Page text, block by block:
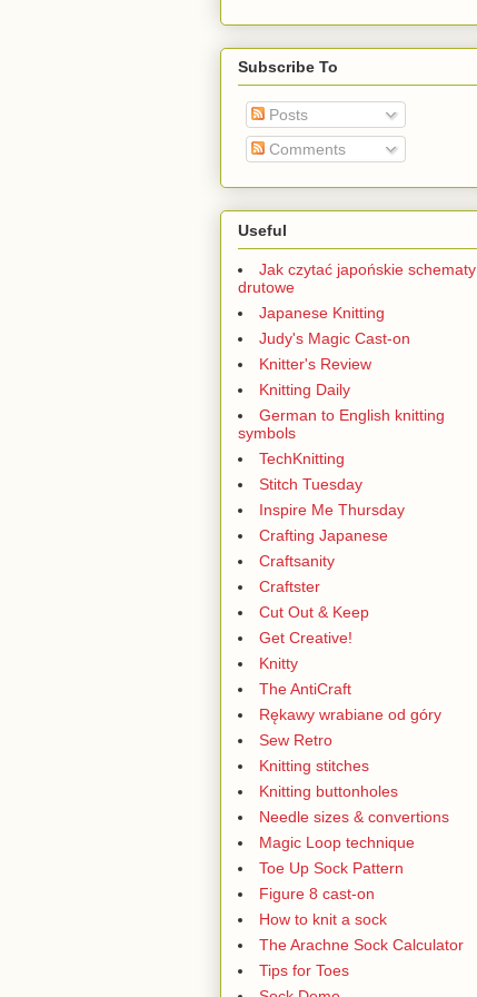
Subscribe To
Posts
Comments
Useful
Jak czytać japońskie schematy
drutowe
Japanese Knitting
Judy's Magic Cast-on
Knitter's Review
Knitting Daily
German to English knitting
symbols
TechKnitting
Stitch Tuesday
Inspire Me Thursday
Crafting Japanese
Craftsanity
Craftster
Cut Out & Keep
Get Creative!
Knitty
The AntiCraft
Rękawy wrabiane od góry
Sew Retro
Knitting stitches
Knitting buttonholes
Needle sizes & convertions
Magic Loop technique
Toe Up Sock Pattern
Figure 8 cast-on
How to knit a sock
The Arachne Sock Calculator
Tips for Toes